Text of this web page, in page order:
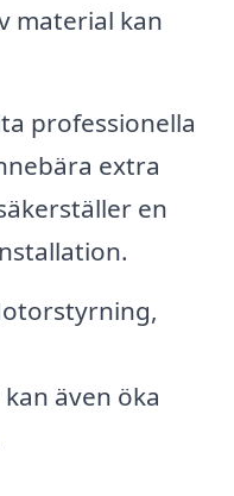
material kan
professionella
extra
en
även öka